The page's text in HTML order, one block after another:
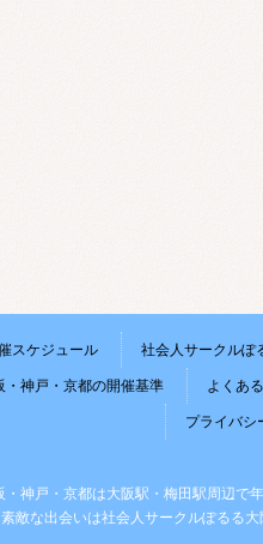
スケジュール 社会人サークルぽ
神戸・京都の開催基準 よくあ
プライバシ
神戸・京都は大阪駅・梅田駅周辺で
素敵な出会いは社会人サークルぽるる